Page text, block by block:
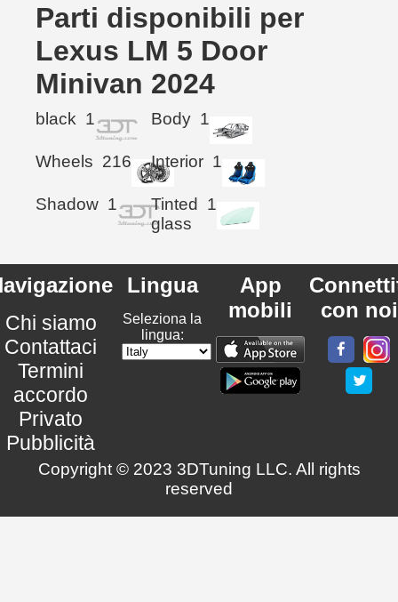
Parti disponibili per
Lexus LM 5 Door
Minivan 2024
black 1 Body 1
Wheels 216 Interior 1
Shadow 1
Tinted
glass
1
Chi siamo
Contattaci
Termini
accordo
Privato
Pubblicità
Lingua
Seleziona la
lingua:
App
mobili
con noi
Copyright © 2023 3DTuning LLC. All rights
reserved